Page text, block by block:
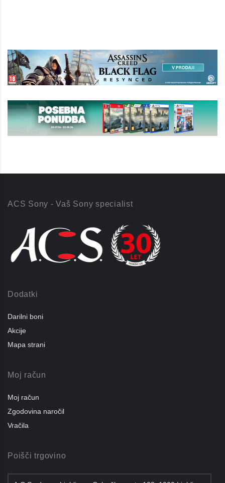
ACS Sony - Vaš Sony specialist
Dodatki
Darilni boni
Akcije
Mapa strani
Moj račun
Moj račun
Zgodovina naročil
Vračila
Poišči trgovino